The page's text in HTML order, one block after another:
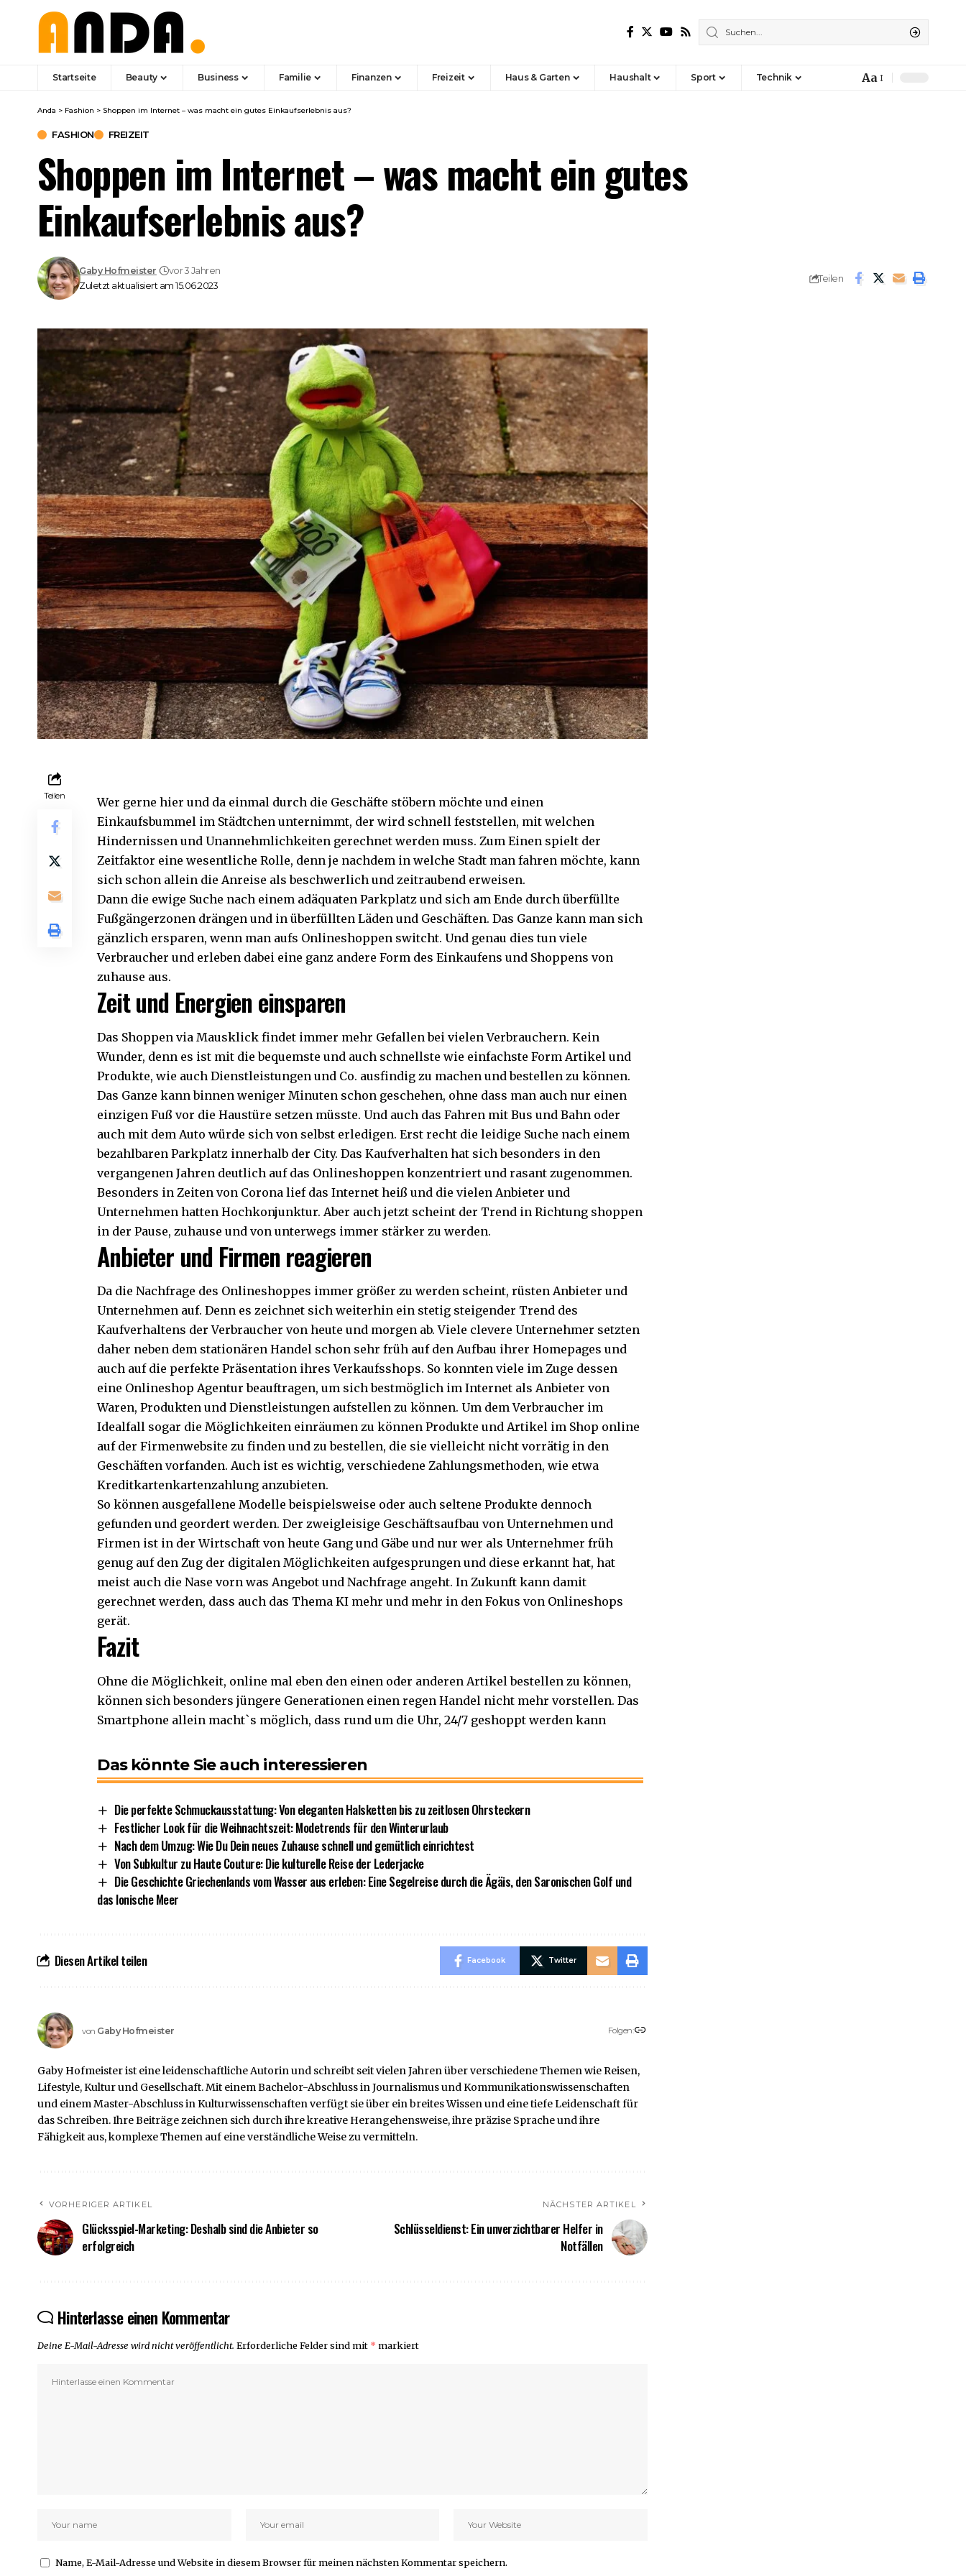
Startseite Beauty Business Familie Finanzen Freizeit Haus & Garten Haushalt Sport Technik
Font
Aa
Anda > Fashion > Shoppen im Internet – was macht ein gutes Einkaufserlebnis aus?
FASHION FREIZEIT
Shoppen im Internet – was macht ein gutes
Einkaufserlebnis aus?
Zuletzt aktualisiert am 15.06.2023
Gaby Hofmeister vor 3 Jahren
Teilen
Teilen
Wer gerne hier und da einmal durch die Geschäfte stöbern möchte und einen
Einkaufsbummel im Städtchen unternimmt, der wird schnell feststellen, mit welchen
Hindernissen und Unannehmlichkeiten gerechnet werden muss. Zum Einen spielt der
Zeitfaktor eine wesentliche Rolle, denn je nachdem in welche Stadt man fahren möchte, kann
sich schon allein die Anreise als beschwerlich und zeitraubend erweisen.
Dann die ewige Suche nach einem adäquaten Parkplatz und sich am Ende durch überfüllte
Fußgängerzonen drängen und in überfüllten Läden und Geschäften. Das Ganze kann man sich
gänzlich ersparen, wenn man aufs Onlineshoppen switcht. Und genau dies tun viele
Verbraucher und erleben dabei eine ganz andere Form des Einkaufens und Shoppens von
zuhause aus.
Zeit und Energien einsparen
Das Shoppen via Mausklick findet immer mehr Gefallen bei vielen Verbrauchern. Kein
Wunder, denn es ist mit die bequemste und auch schnellste wie einfachste Form Artikel und
Produkte, wie auch Dienstleistungen und Co. ausfindig zu machen und bestellen zu können.
Das Ganze kann binnen weniger Minuten schon geschehen, ohne dass man auch nur einen
einzigen Fuß vor die Haustüre setzen müsste. Und auch das Fahren mit Bus und Bahn oder
auch mit dem Auto würde sich von selbst erledigen. Erst recht die leidige Suche nach einem
bezahlbaren Parkplatz innerhalb der City. Das Kaufverhalten hat sich besonders in den
vergangenen Jahren deutlich auf das Onlineshoppen konzentriert und rasant zugenommen.
Besonders in Zeiten von Corona lief das Internet heiß und die vielen Anbieter und
Unternehmen hatten Hochkonjunktur. Aber auch jetzt scheint der Trend in Richtung shoppen
in der Pause, zuhause und von unterwegs immer stärker zu werden.
Anbieter und Firmen reagieren
Da die Nachfrage des Onlineshoppes immer größer zu werden scheint, rüsten Anbieter und
Unternehmen auf. Denn es zeichnet sich weiterhin ein stetig steigender Trend des
Kaufverhaltens der Verbraucher von heute und morgen ab. Viele clevere Unternehmer setzten
daher neben dem stationären Handel schon sehr früh auf den Aufbau ihrer Homepages und
auch auf die perfekte Präsentation ihres Verkaufsshops. So konnten viele im Zuge dessen
eine Onlineshop Agentur beauftragen, um sich bestmöglich im Internet als Anbieter von
Waren, Produkten und Dienstleistungen aufstellen zu können. Um dem Verbraucher im
Idealfall sogar die Möglichkeiten einräumen zu können Produkte und Artikel im Shop online
auf der Firmenwebsite zu finden und zu bestellen, die sie vielleicht nicht vorrätig in den
Geschäften vorfanden. Auch ist es wichtig, verschiedene Zahlungsmethoden,wie etwa
Kreditkartenkartenzahlung anzubieten.
So können ausgefallene Modelle beispielsweise oder auch seltene Produkte dennoch
gefunden und geordert werden. Der zweigleisige Geschäftsaufbau von Unternehmen und
Firmen ist in der Wirtschaft von heute Gang und Gäbe und nur wer als Unternehmer früh
genug auf den Zug der digitalen Möglichkeiten aufgesprungen und diese erkannt hat, hat
meist auch die Nase vorn was Angebot und Nachfrage angeht. In Zukunft kann damit
gerechnet werden, dass auch das Thema KI mehr und mehr in den Fokus von Onlineshops
gerät.
Fazit
Ohne die Möglichkeit, online mal eben den einen oder anderen Artikel bestellen zu können,
können sich besonders jüngere Generationen einen regen Handel nicht mehr vorstellen. Das
Smartphone allein macht`s möglich, dass rund um die Uhr, 24/7 geshoppt werden kann
Das könnte Sie auch interessieren
Die perfekte Schmuckausstattung: Von eleganten Halsketten bis zu zeitlosen Ohrsteckern
Festlicher Look für die Weihnachtszeit: Modetrends für den Winterurlaub
Nach dem Umzug: Wie Du Dein neues Zuhause schnell und gemütlich einrichtest
Von Subkultur zu Haute Couture: Die kulturelle Reise der Lederjacke
Die Geschichte Griechenlands vom Wasser aus erleben: Eine Segelreise durch die Ägäis, den Saronischen Golf und
das Ionische Meer
Diesen Artikel teilen Facebook Twitter
von Gaby Hofmeister Folgen:
Gaby Hofmeister ist eine leidenschaftliche Autorin und schreibt seit vielen Jahren über verschiedene Themen wie Reisen,
Lifestyle, Kultur und Gesellschaft. Mit einem Bachelor-Abschluss in Journalismus und Kommunikationswissenschaften
und einem Master-Abschluss in Kulturwissenschaften verfügt sie über ein breites Wissen und eine tiefe Leidenschaft für
das Schreiben. Ihre Beiträge zeichnen sich durch ihre kreative Herangehensweise, ihre präzise Sprache und ihre
Fähigkeit aus, komplexe Themen auf eine verständliche Weise zu vermitteln.
VORHERIGER ARTIKEL
Glücksspiel-Marketing: Deshalb sind die Anbieter so
erfolgreich
NÄCHSTER ARTIKEL
Schlüsseldienst: Ein unverzichtbarer Helfer in
Notfällen
Hinterlasse einen Kommentar
Deine E-Mail-Adresse wird nicht veröffentlicht. Erforderliche Felder sind mit * markiert
Name, E-Mail-Adresse und Website in diesem Browser für meinen nächsten Kommentar speichern.